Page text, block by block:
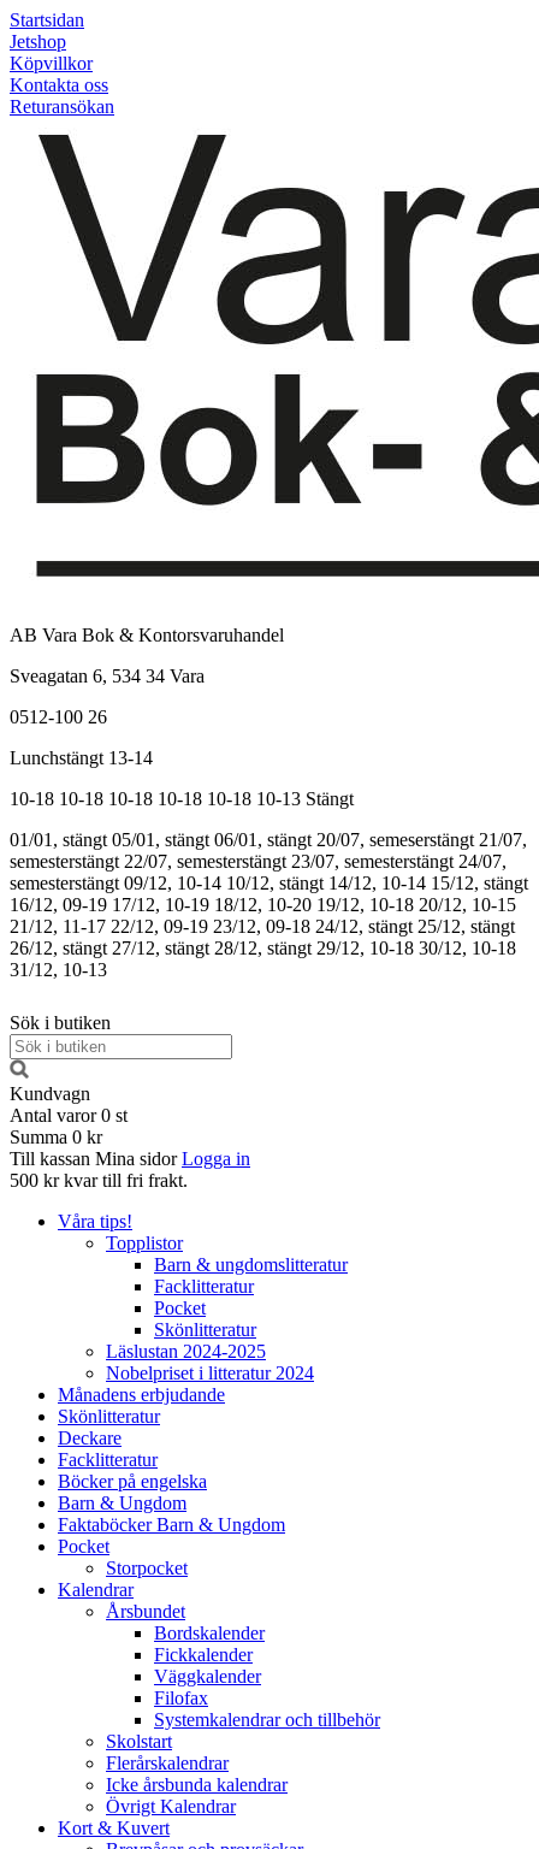
Startsidan
Jetshop
Köpvillkor
Kontakta oss
Returansökan
AB Vara Bok & Kontorsvaruhandel
Sveagatan 6, 534 34 Vara
0512-100 26
Lunchstängt 13-14
10-18 10-18 10-18 10-18 10-18 10-13 Stängt
01/01, stängt 05/01, stängt 06/01, stängt 20/07, semeserstängt 21/07,
semesterstängt 22/07, semesterstängt 23/07, semesterstängt 24/07,
semesterstängt 09/12, 10-14 10/12, stängt 14/12, 10-14 15/12, stängt
16/12, 09-19 17/12, 10-19 18/12, 10-20 19/12, 10-18 20/12, 10-15
21/12, 11-17 22/12, 09-19 23/12, 09-18 24/12, stängt 25/12, stängt
26/12, stängt 27/12, stängt 28/12, stängt 29/12, 10-18 30/12, 10-18
31/12, 10-13
Sök i butiken
Kundvagn
Antal varor 0 st
Summa 0 kr
Till kassan Mina sidor Logga in
500 kr kvar till fri frakt.
Våra tips!
Topplistor
Barn & ungdomslitteratur
Facklitteratur
Pocket
Skönlitteratur
Läslustan 2024-2025
Nobelpriset i litteratur 2024
Månadens erbjudande
Skönlitteratur
Deckare
Facklitteratur
Böcker på engelska
Barn & Ungdom
Faktaböcker Barn & Ungdom
Pocket
Storpocket
Kalendrar
Årsbundet
Bordskalender
Fickkalender
Väggkalender
Filofax
Systemkalendrar och tillbehör
Skolstart
Flerårskalendrar
Icke årsbunda kalendrar
Övrigt Kalendrar
Kort & Kuvert